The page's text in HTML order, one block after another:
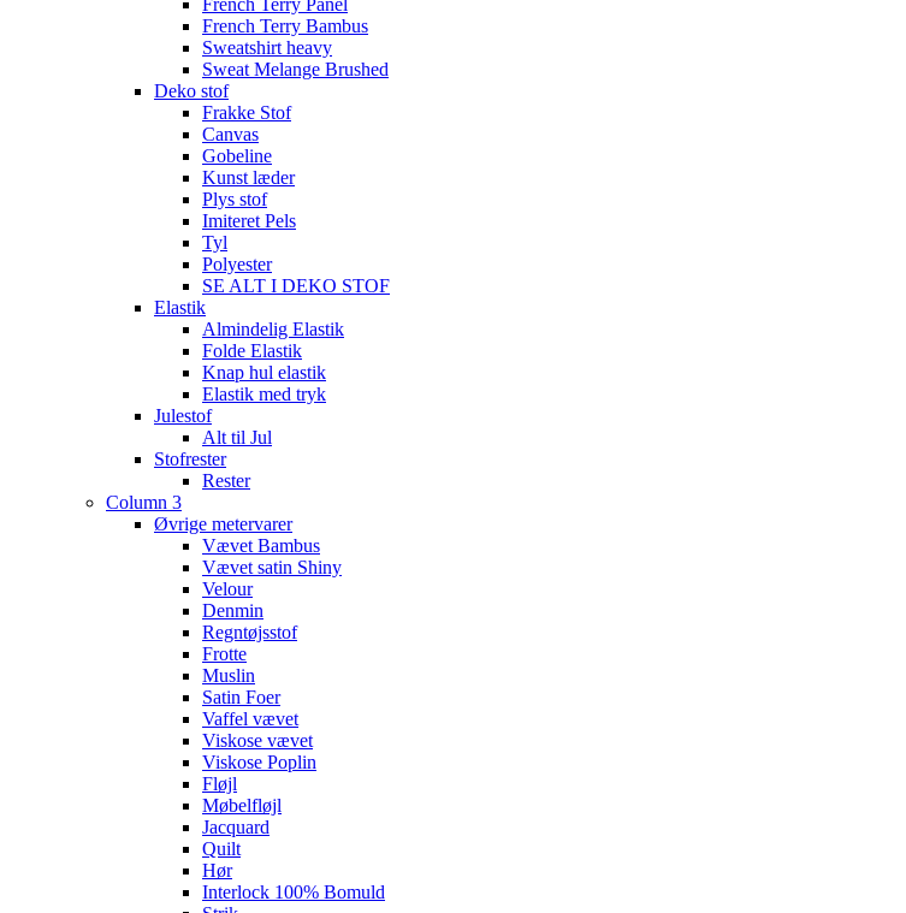
French Terry Panel
French Terry Bambus
Sweatshirt heavy
Sweat Melange Brushed
Deko stof
Frakke Stof
Canvas
Gobeline
Kunst læder
Plys stof
Imiteret Pels
Tyl
Polyester
SE ALT I DEKO STOF
Elastik
Almindelig Elastik
Folde Elastik
Knap hul elastik
Elastik med tryk
Julestof
Alt til Jul
Stofrester
Rester
Column 3
Øvrige metervarer
Vævet Bambus
Vævet satin Shiny
Velour
Denmin
Regntøjsstof
Frotte
Muslin
Satin Foer
Vaffel vævet
Viskose vævet
Viskose Poplin
Fløjl
Møbelfløjl
Jacquard
Quilt
Hør
Interlock 100% Bomuld